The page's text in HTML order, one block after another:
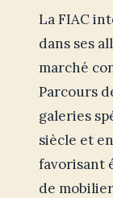
La FIAC
dans ses
marché
Parcours
galeries
siècle et
favorisant
de